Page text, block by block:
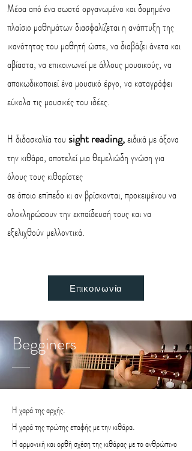
Μέσα από ένα σωστά οργανωμένο και δομημένο
πλαίσιο μαθημάτων διασφαλίζεται η ανάπτυξη της
ικανότητας του μαθητή ώστε, να διαβάζει άνετα και
αβίαστα, να επικοινωνεί με άλλους μουσικούς, να
αποκωδικοποιεί ένα μουσικό έργο, να καταγράφει
εύκολα τις μουσικές του ιδέες.
Η διδασκαλία του sight reading,ειδικά με άξονα
την κιθάρα, αποτελεί μια θεμελιώδη γνώση για
όλους τους κιθαρίστες
σε όποιο επίπεδο κι αν βρίσκονται, προκειμένου να
ολοκληρώσουν την εκπαίδευσή τους και να
εξελιχθούν μελλοντικά.
Επικοινωνία
Begginers
Η χαρά της αρχής.
Η χαρά της πρώτης επαφής με την κιθάρα.
Η αρμονική και ορθή σχέση της κιθάρας με το ανθρώπινο